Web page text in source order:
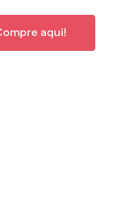
aqui!